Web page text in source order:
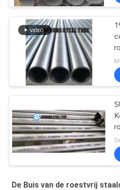
De Buis van de roestvrij